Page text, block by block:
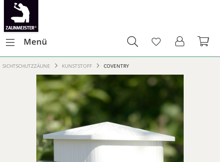
Menü
SICHTSCHUTZZÄUNE KUNSTSTOFF COVENTRY